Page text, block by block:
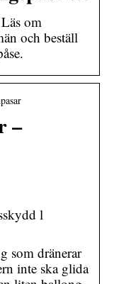
om
och beställ
–
l
som dränerar
inte ska glida